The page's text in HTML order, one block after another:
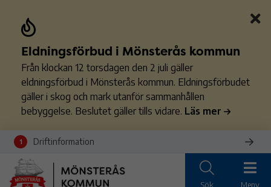
Eldningsförbud i Mönsterås kommun
Från klockan 12 torsdagen den 2 juli gäller
eldningsförbud i Mönsterås kommun. Eldningsförbudet
gäller i skog och mark utanför sammanhållen
bebyggelse. Beslutet gäller tills vidare. Läs mer
1 Driftinformation
Sök Meny